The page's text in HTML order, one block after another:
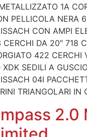
1A
PELLICOLA NERA
CON AMPI
CERCHI DA 20″ 718
422 CERCHI
SEDILI A
04I
TRIANGOLARI IN
2.0